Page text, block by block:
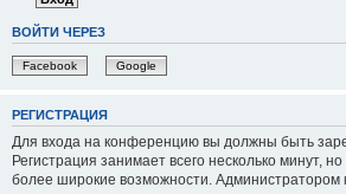
ВОЙТИ ЧЕРЕЗ
Facebook Google
РЕГИСТРАЦИЯ
Для входа на конференцию вы должны быть
Регистрация занимает всего несколько минут,
более широкие возможности. Администратором